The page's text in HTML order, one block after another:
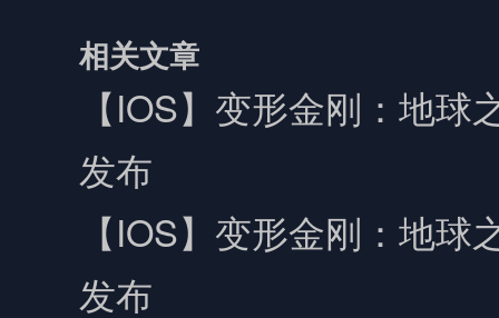
相关文章
【IOS】变形金刚：地球
发布
【IOS】变形金刚：地球
发布